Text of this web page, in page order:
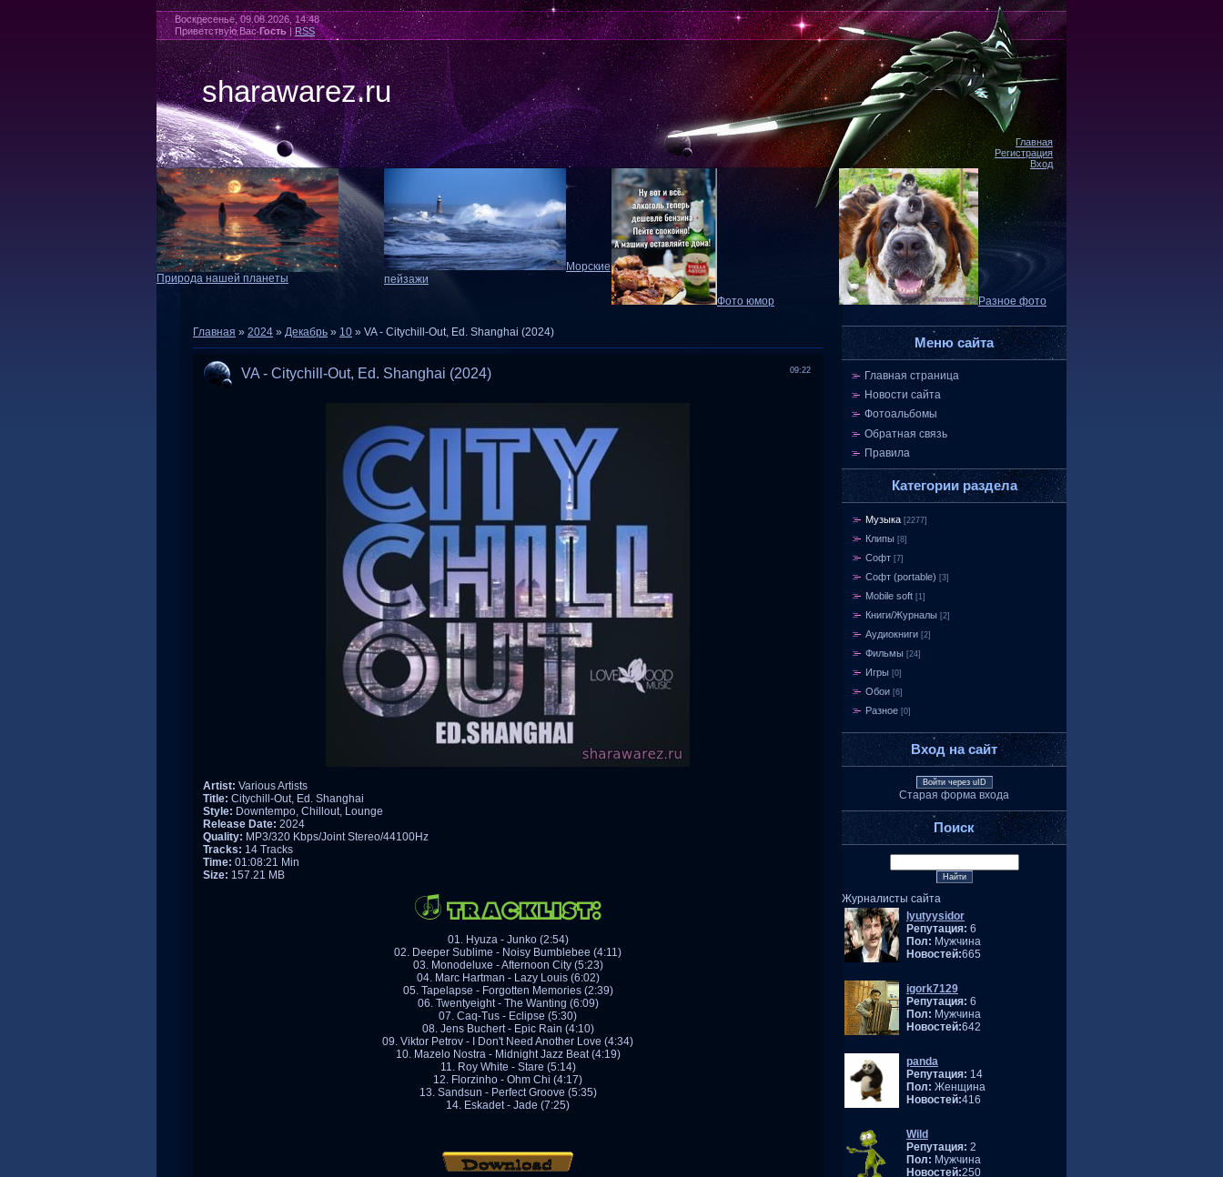
Воскресенье, 09.08.2026, 14:48
Приветствую Вас Гость|RSS
sharawarez.ru
Главная
Регистрация
Вход
Природа нашей планеты
Морские
пейзажи
Фото юмор
Разное фото
Главная » 2024 » Декабрь » 10 » VA - Citychill-Out, Ed. Shanghai (2024)
09:22
VA - Citychill-Out, Ed. Shanghai (2024)
Artist: Various Artists
Title: Citychill-Out, Ed. Shanghai
Style: Downtempo, Chillout, Lounge
Release Date: 2024
Quality: MP3/320 Kbps/Joint Stereo/44100Hz
Tracks: 14 Tracks
Time: 01:08:21 Min
Size: 157.21 MB
01. Hyuza - Junko (2:54)
02. Deeper Sublime - Noisy Bumblebee (4:11)
03. Monodeluxe - Afternoon City (5:23)
04. Marc Hartman - Lazy Louis (6:02)
05. Tapelapse - Forgotten Memories (2:39)
06. Twentyeight - The Wanting (6:09)
07. Caq-Tus - Eclipse (5:30)
08. Jens Buchert - Epic Rain (4:10)
09. Viktor Petrov - I Don't Need Another Love (4:34)
10. Mazelo Nostra - Midnight Jazz Beat (4:19)
11. Roy White - Stare (5:14)
12. Florzinho - Ohm Chi (4:17)
13. Sandsun - Perfect Groove (5:35)
14. Eskadet - Jade (7:25)
Меню сайта
Главная страница
Новости сайта
Фотоальбомы
Обратная связь
Правила
Категории раздела
Музыка [2277]
Клипы [8]
Софт [7]
Софт (portable) [3]
Mobile soft [1]
Книги/Журналы [2]
Аудиокниги [2]
Фильмы [24]
Игры [0]
Обои [6]
Разное [0]
Вход на сайт
Войти через uID
Старая форма входа
Поиск
Журналисты сайта
lyutyysidor
Репутация: 6
Пол: Мужчина
Новостей:665
igork7129
Репутация: 6
Пол: Мужчина
Новостей:642
panda
Репутация: 14
Пол: Женщина
Новостей:416
Wild
Репутация: 2
Пол: Мужчина
Новостей:250